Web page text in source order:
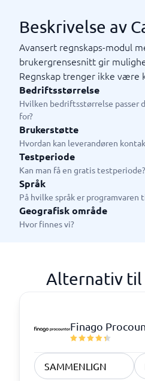
Beskrivelse av
Avansert regnskaps-modul
brukergrensesnitt gir
Regnskap trenger ikke være
Bedriftsstørrelse
Hvilken bedriftsstørrelse passer
for?
Brukerstøtte
Hvordan kan leverandøren
Testperiode
Kan man få en gratis testperiode?
Språk
På hvilke språk er programvaren
Geografisk område
Hvor finnes vi?
Alternativ til
Finago
SAMMENLIGN